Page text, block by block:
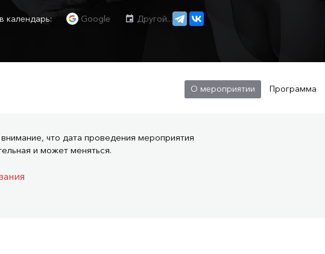
календарь: Google Другой...
О мероприятии Программа
что дата проведения мероприятия
и может меняться.